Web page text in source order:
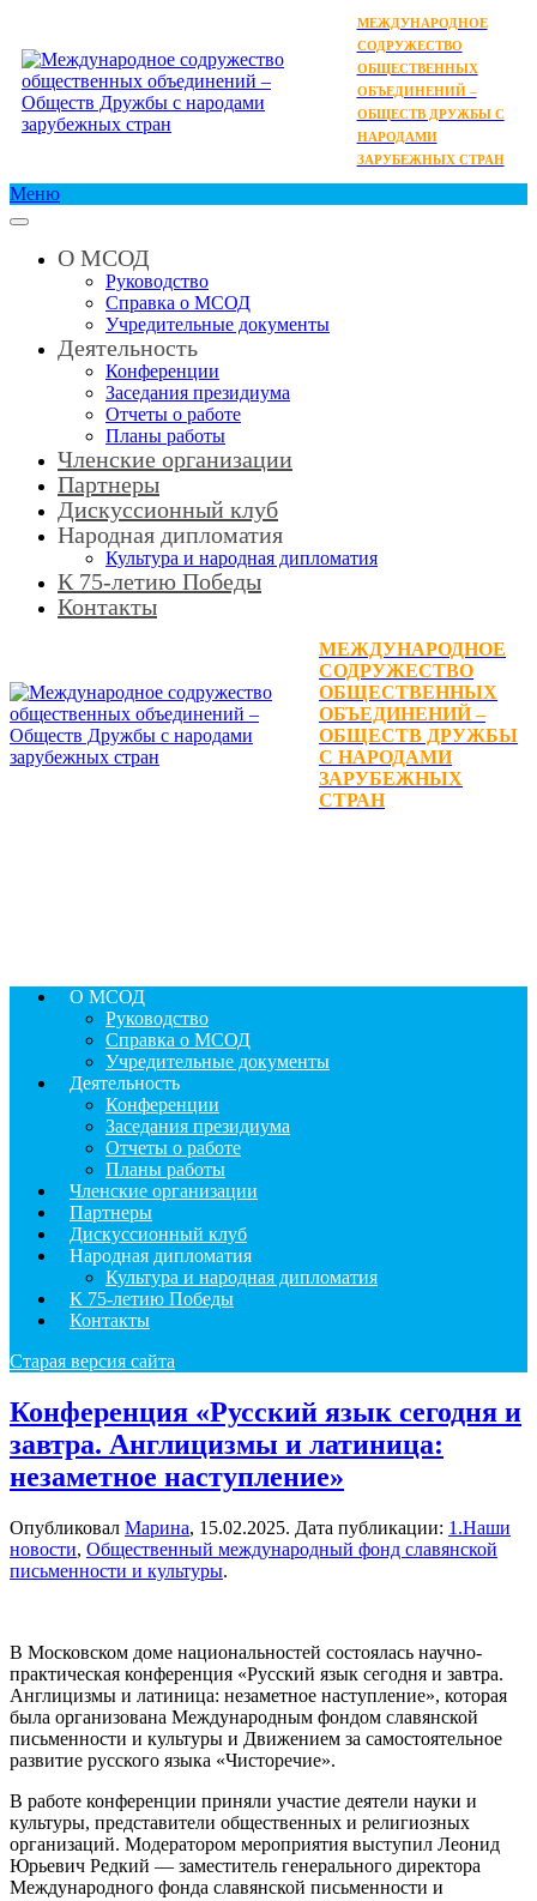
МЕЖДУНАРОДНОЕ
СОДРУЖЕСТВО
ОБЩЕСТВЕННЫХ
ОБЪЕДИНЕНИЙ –
ОБЩЕСТВ ДРУЖБЫ С
НАРОДАМИ
ЗАРУБЕЖНЫХ СТРАН
Меню
О МСОД
Руководство
Справка о МСОД
Учредительные документы
Деятельность
Конференции
Заседания президиума
Отчеты о работе
Планы работы
Членские организации
Партнеры
Дискуссионный клуб
Народная дипломатия
Культура и народная дипломатия
К 75-летию Победы
Контакты
МЕЖДУНАРОДНОЕ
СОДРУЖЕСТВО
ОБЩЕСТВЕННЫХ
ОБЪЕДИНЕНИЙ –
ОБЩЕСТВ ДРУЖБЫ
С НАРОДАМИ
ЗАРУБЕЖНЫХ
СТРАН
О МСОД
Руководство
Справка о МСОД
Учредительные документы
Деятельность
Конференции
Заседания президиума
Отчеты о работе
Планы работы
Членские организации
Партнеры
Дискуссионный клуб
Народная дипломатия
Культура и народная дипломатия
К 75-летию Победы
Контакты
Старая версия сайта
Конференция «Русский язык сегодня и
завтра. Англицизмы и латиница:
незаметное наступление»
Опубликовал Марина, 15.02.2025. Дата публикации: 1.Наши
новости, Общественный международный фонд славянской
письменности и культуры.
В Московском доме национальностей состоялась научно-
практическая конференция «Русский язык сегодня и завтра.
Англицизмы и латиница: незаметное наступление», которая
была организована Международным фондом славянской
письменности и культуры и Движением за самостоятельное
развитие русского языка «Чисторечие».
В работе конференции приняли участие деятели науки и
культуры, представители общественных и религиозных
организаций. Модератором мероприятия выступил Леонид
Юрьевич Редкий — заместитель генерального директора
Международного фонда славянской письменности и